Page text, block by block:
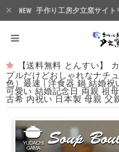
手作り工房夕立窯サイト
【送料無料 とんすい】
プルだけどおしゃれなナチ
色）最速 | 洋食器 鍋 結婚祝
可愛い 結婚記念日 両親 祖
古希 内祝い 日本製 母親 父